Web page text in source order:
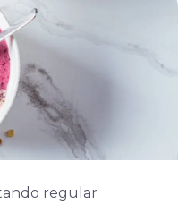
regular